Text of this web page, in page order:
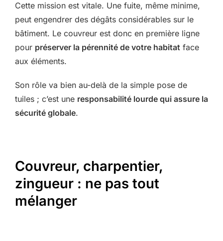
Cette mission est vitale. Une fuite, même minime,
peut engendrer des dégâts considérables sur le
bâtiment. Le couvreur est donc en première ligne
pour préserver la pérennité de votre habitat face
aux éléments.
Son rôle va bien au-delà de la simple pose de
tuiles ; c’est une responsabilité lourde qui assure la
sécurité globale.
Couvreur, charpentier,
zingueur : ne pas tout
mélanger